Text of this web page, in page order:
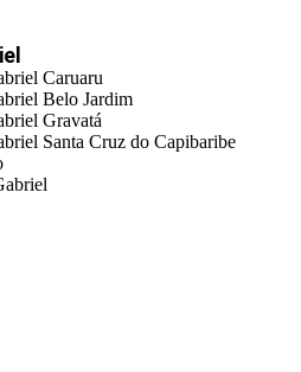
Caruaru
Belo Jardim
Gravatá
Santa Cruz do Capibaribe